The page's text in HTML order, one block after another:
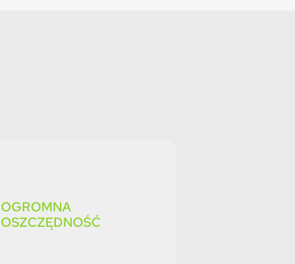
OGROMNA
OSZCZĘDNOŚĆ